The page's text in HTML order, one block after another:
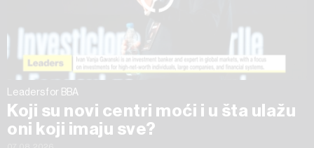
trenutku opozvati bez negativnih posledica.
Leaders for BBA
Koji su novi centri moći i u šta ulažu
oni koji imaju sve?